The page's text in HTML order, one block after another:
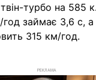
турбо на 585
год займає 3,6 с,
315 км/год.
РЕКЛАМА